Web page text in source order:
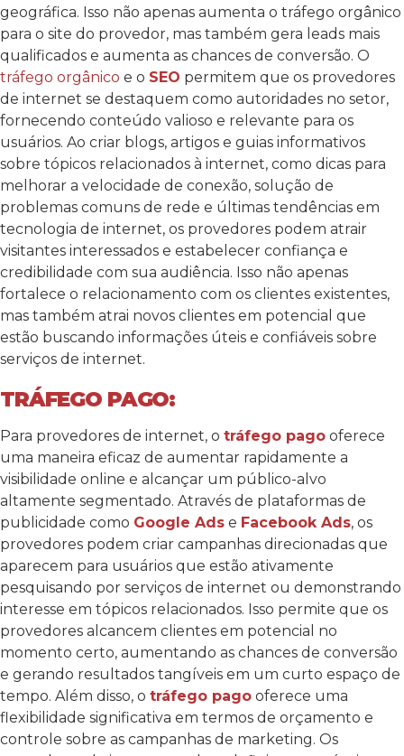
geográfica. Isso não apenas aumenta o tráfego orgânico
para o site do provedor, mas também gera leads mais
qualificados e aumenta as chances de conversão. O
tráfego orgânico e o SEO permitem que os provedores
de internet se destaquem como autoridades no setor,
fornecendo conteúdo valioso e relevante para os
usuários. Ao criar blogs, artigos e guias informativos
sobre tópicos relacionados à internet, como dicas para
melhorar a velocidade de conexão, solução de
problemas comuns de rede e últimas tendências em
tecnologia de internet, os provedores podem atrair
visitantes interessados e estabelecer confiança e
credibilidade com sua audiência. Isso não apenas
fortalece o relacionamento com os clientes existentes,
mas também atrai novos clientes em potencial que
estão buscando informações úteis e confiáveis sobre
serviços de internet.
TRÁFEGO PAGO:
Para provedores de internet, o tráfego pago oferece
uma maneira eficaz de aumentar rapidamente a
visibilidade online e alcançar um público-alvo
altamente segmentado. Através de plataformas de
publicidade como Google Ads e Facebook Ads, os
provedores podem criar campanhas direcionadas que
aparecem para usuários que estão ativamente
pesquisando por serviços de internet ou demonstrando
interesse em tópicos relacionados. Isso permite que os
provedores alcancem clientes em potencial no
momento certo, aumentando as chances de conversão
e gerando resultados tangíveis em um curto espaço de
tempo. Além disso, o tráfego pago oferece uma
flexibilidade significativa em termos de orçamento e
controle sobre as campanhas de marketing. Os